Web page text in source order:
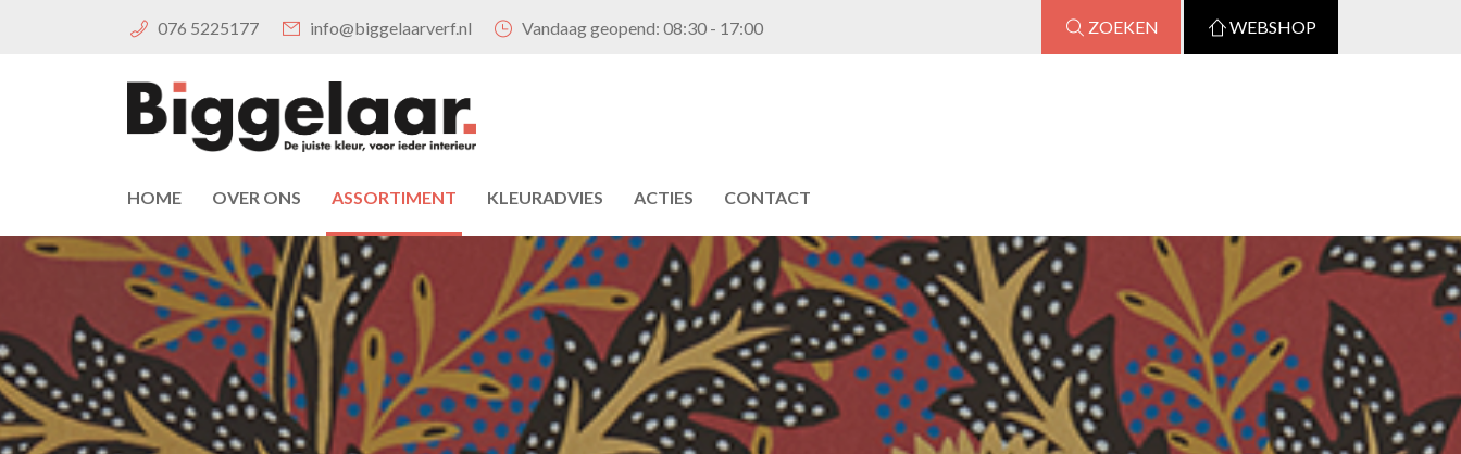
076 5225177 info@biggelaarverf.nl Vandaag geopend:08:30 - 17:00 ZOEKEN WEBSHOP
HOME OVER ONS ASSORTIMENT KLEURADVIES ACTIES CONTACT